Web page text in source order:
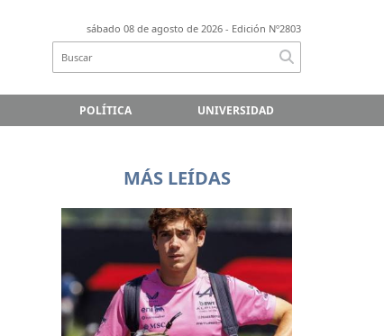
sábado 08 de agosto de 2026 - Edición Nº2803
POLÍTICA UNIVERSIDAD
MÁS LEÍDAS